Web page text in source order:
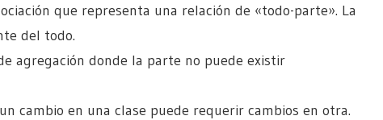
que representa una relación de «todo-parte». La
del todo.
agregación donde la parte no puede existir
cambio en una clase puede requerir cambios en otra.